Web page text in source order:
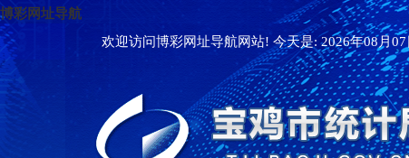
博彩网址导航
欢迎访问博彩网址导航网站! 今天是:2026年08月